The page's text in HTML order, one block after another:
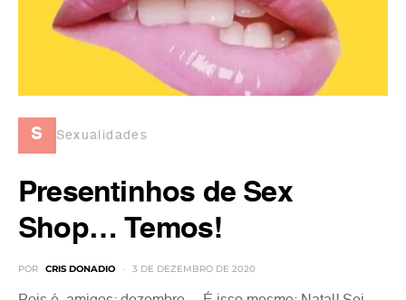
s Sexualidades
Presentinhos de Sex
Shop… Temos!
POR CRIS DONADIO 3 DE DEZEMBRO DE 2020